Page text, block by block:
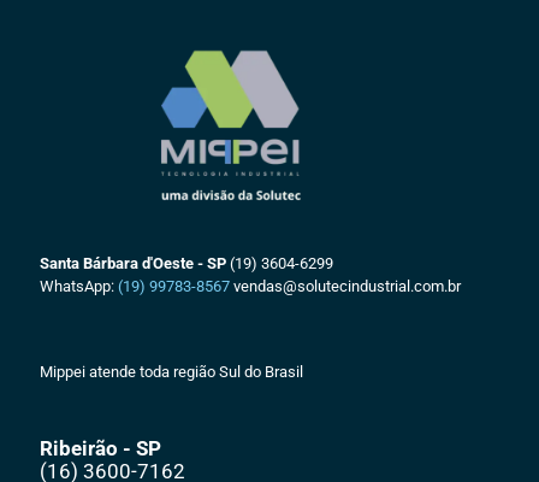
Santa Bárbara d'Oeste - SP (19) 3604-6299
WhatsApp: (19) 99783-8567 vendas@solutecindustrial.com.br
Mippei atende toda região Sul do Brasil
Ribeirão - SP
(16) 3600-7162